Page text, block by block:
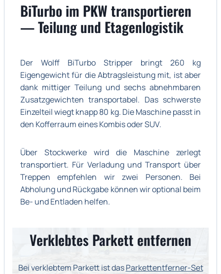
BiTurbo im PKW transportieren
— Teilung und Etagenlogistik
Der Wolff BiTurbo Stripper bringt 260 kg
Eigengewicht für die Abtragsleistung mit, ist aber
dank mittiger Teilung und sechs abnehmbaren
Zusatzgewichten transportabel. Das schwerste
Einzelteil wiegt knapp 80 kg. Die Maschine passt in
den Kofferraum eines Kombis oder SUV.
Über Stockwerke wird die Maschine zerlegt
transportiert. Für Verladung und Transport über
Treppen empfehlen wir zwei Personen. Bei
Abholung und Rückgabe können wir optional beim
Be- und Entladen helfen.
Verklebtes Parkett entfernen
Bei verklebtem Parkett ist dasParkettentferner-Set